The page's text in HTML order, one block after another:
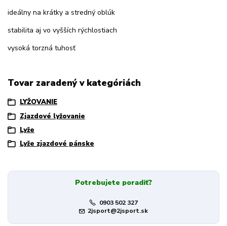
ideálny na krátky a stredný oblúk
stabilita aj vo vyšších rýchlostiach
vysoká torzná tuhosť
Tovar zaradený v kategóriách
LYŽOVANIE
Zjazdové lyžovanie
Lyže
Lyže zjazdové pánske
Potrebujete poradiť?
0903 502 327
2jsport@2jsport.sk